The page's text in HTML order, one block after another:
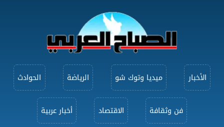
الأخبار ميديا وتوك شو الرياضة الحوادث
فن وثقافة الاقتصاد أخبار عربية